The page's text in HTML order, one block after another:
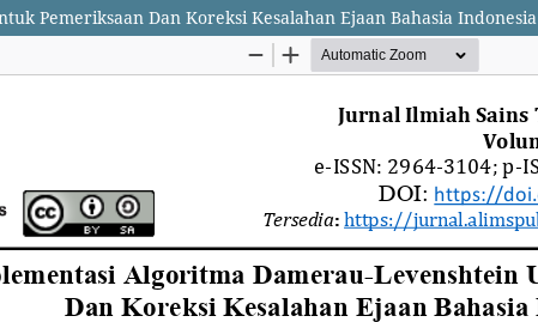
Pemeriksaan Dan Koreksi Kesalahan Ejaan Bahasia Indonesia